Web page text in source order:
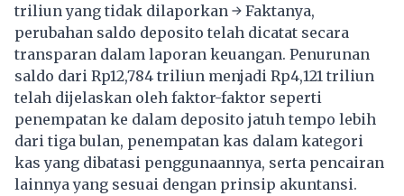
triliun yang tidak dilaporkan → Faktanya,
perubahan saldo deposito telah dicatat secara
transparan dalam laporan keuangan. Penurunan
saldo dari Rp12,784 triliun menjadi Rp4,121 triliun
telah dijelaskan oleh faktor-faktor seperti
penempatan ke dalam deposito jatuh tempo lebih
dari tiga bulan, penempatan kas dalam kategori
kas yang dibatasi penggunaannya, serta pencairan
lainnya yang sesuai dengan prinsip akuntansi.